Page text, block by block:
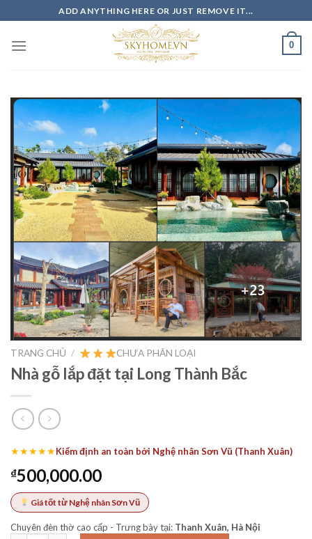
to
content
ADD ANYTHING HERE OR JUST REMOVE IT...
0
TRANG CHỦ / CHƯA PHÂN LOẠI
Nhà gỗ lắp đặt tại Long Thành Bắc
★★★★★Kiểm định an toàn bởi Nghệ nhân Sơn Vũ (Thanh Xuân)
₫500,000.00
Giá tốt từ Nghệ nhân Sơn Vũ
Chuyên đèn thờ cao cấp - Trưng bày tại: Thanh Xuân, Hà Nội